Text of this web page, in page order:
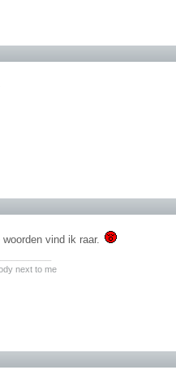
vind ik raar.
next to me